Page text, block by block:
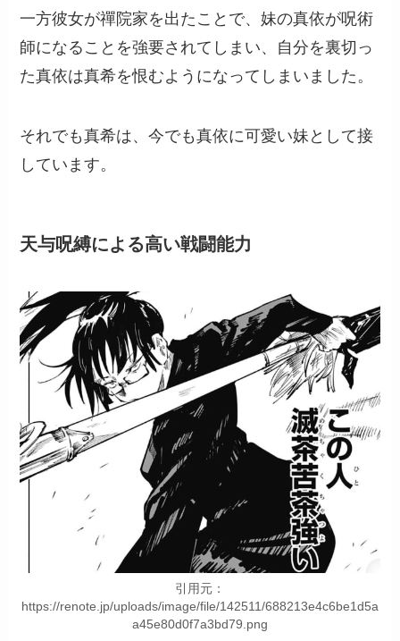
一方彼女が禪院家を出たことで、妹の真依が呪術
師になることを強要されてしまい、自分を裏切っ
た真依は真希を恨むようになってしまいました。
それでも真希は、今でも真依に可愛い妹として接
しています。
天与呪縛による高い戦闘能力
引用元：
https://renote.jp/uploads/image/file/142511/688213e4c6be1d5a
a45e80d0f7a3bd79.png